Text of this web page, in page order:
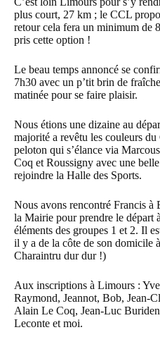
plus court, 27 km ; le CCL
retour cela fera un minimum de
pris cette option !
Le beau temps annoncé se
7h30 avec un p’tit brin de
matinée pour se faire plaisir.
Nous étions une dizaine au
majorité a revêtu les couleurs du
peloton qui s’élance via
Coq et Roussigny avec une
rejoindre la Halle des Sports.
Nous avons rencontré Francis à
la Mairie pour prendre le départ
éléments des groupes 1 et 2. Il
il y a de la côte de son domicile
Charaintru dur dur !)
Aux inscriptions à Limours :
Raymond, Jeannot, Bob, Jean-
Alain Le Coq, Jean-Luc
Leconte et moi.